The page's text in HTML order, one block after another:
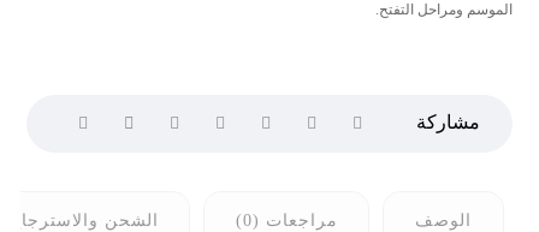
الموسم ومراحل التفتح.
الوصف مراجعات (0) الشحن والاسترجاع